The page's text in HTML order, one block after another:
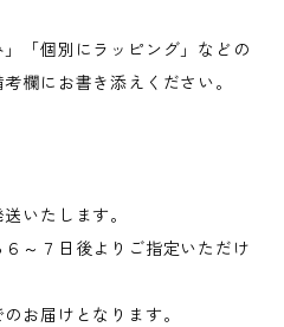
」「個別にラッピング」などの
欄にお書き添えください。
いたします。
～７日後よりご指定いただけ
お届けとなります。